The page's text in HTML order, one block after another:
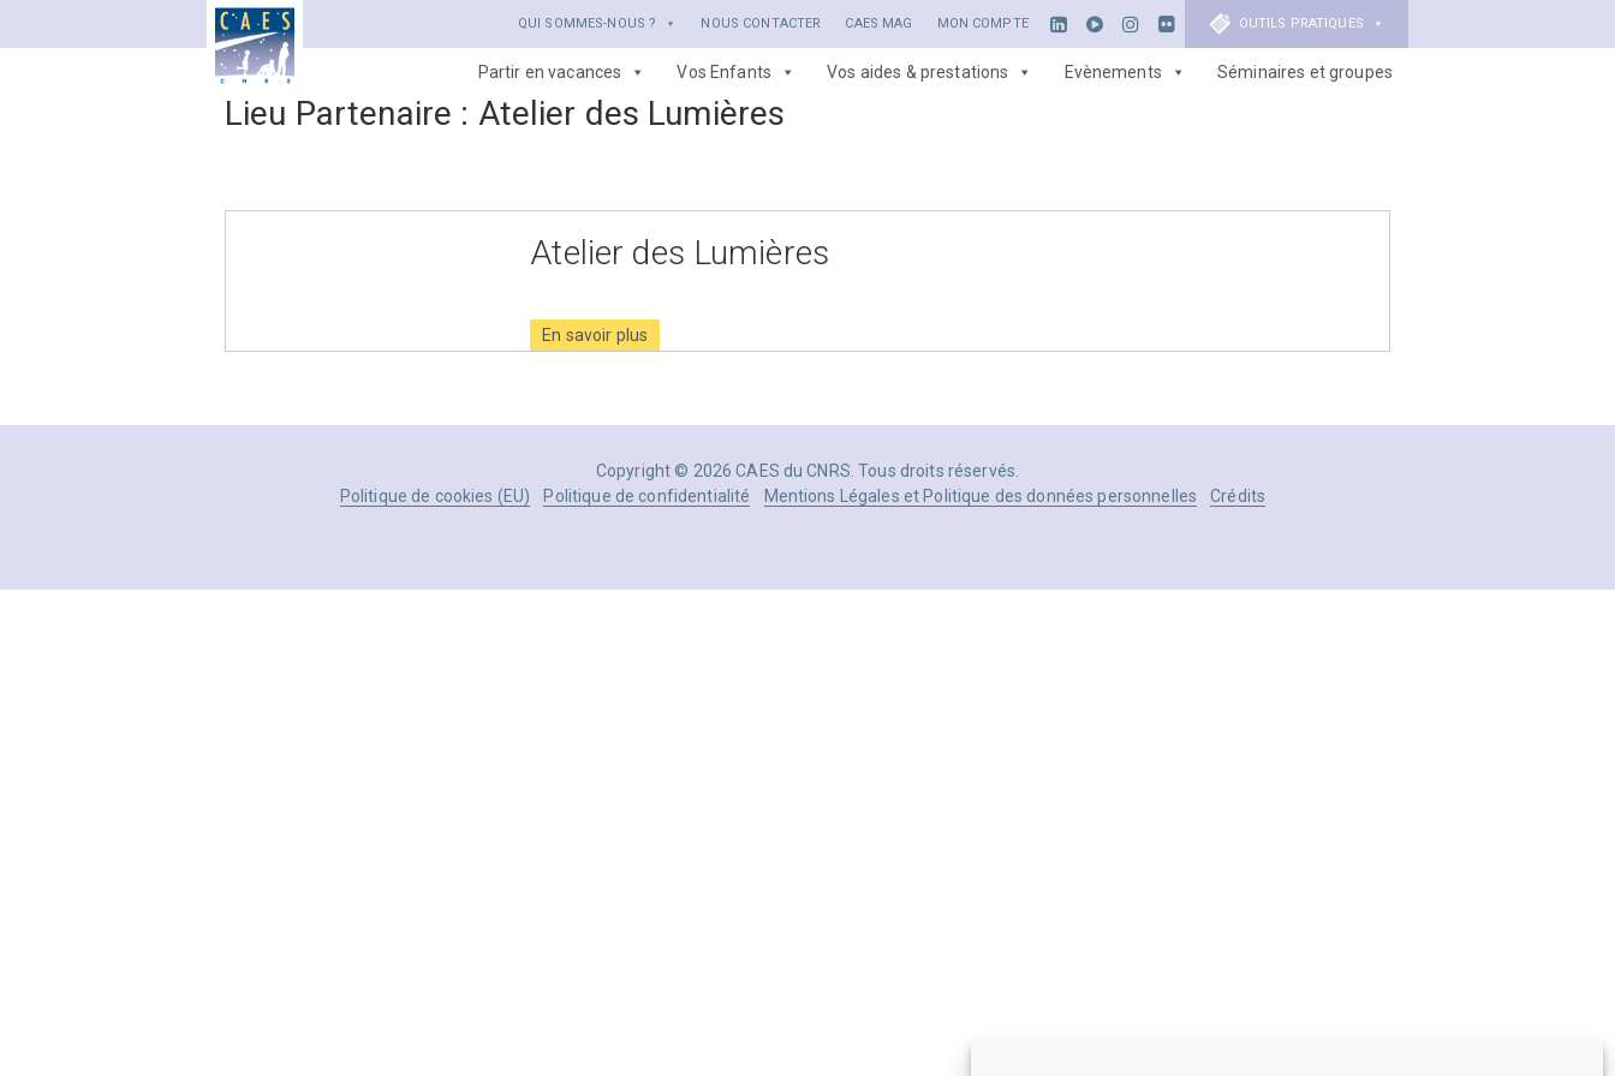
QUI SOMMES-NOUS ? NOUS CONTACTER CAES MAG MON COMPTE OUTILS PRATIQUES
Partir en vacances Vos Enfants Vos aides & prestations Evènements Séminaires et groupes
Lieu Partenaire : Atelier des Lumières
Atelier des Lumières
En savoir plus
Copyright © 2026 CAES du CNRS. Tous droits réservés.
Politique de cookies (EU)
Politique de confidentialité Mentions Légales et Politique des données personnelles Crédits